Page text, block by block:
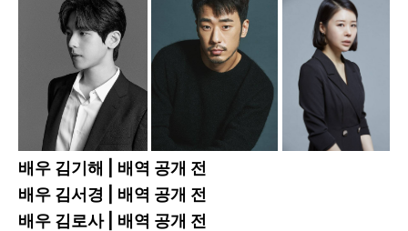
배우 김기해 | 배역 공개 전
배우 김서경 | 배역 공개 전
배우 김로사 | 배역 공개 전